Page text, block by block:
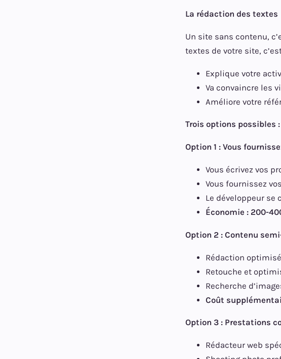
La rédaction des textes
Un site sans contenu,
textes de votre site,
Explique votre
Va convaincre les
Améliore votre
Trois options possibles :
Option 1 : Vous
Vous écrivez vos
Vous fournissez
Le développeur se
Économie : 200-
Option 2 : Contenu
Rédaction
Retouche et
Recherche
Coût
Option 3 : Prestations
Rédacteur web